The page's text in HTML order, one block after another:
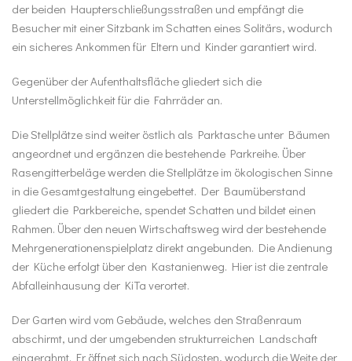
der beiden Haupterschließungsstra­ßen und empfängt die
Besucher mit einer Sitzbank im Schatten eines So­litärs, wodurch
ein sicheres Ankommen für Eltern und Kinder garantiert wird.
Gegenüber der Aufenthaltsfläche gliedert sich die
Unterstellmöglichkeit für die Fahrräder an.
Die Stellplätze sind weiter östlich als Parktasche unter Bäumen
angeord­net und ergänzen die bestehende Parkreihe. Über
Rasengitterbeläge werden die Stellplätze im ökologischen Sinne
in die Gesamtgestaltung eingebettet. Der Baumüberstand
gliedert die Parkbereiche, spendet Schatten und bildet einen
Rahmen. Über den neuen Wirtschaftsweg wird der bestehende
Mehrgenerationenspielplatz direkt angebunden. Die An­dienung
der Küche erfolgt über den Kastanienweg. Hier ist die zentrale
Abfalleinhausung der KiTa verortet.
Der Garten wird vom Gebäude, welches den Straßenraum
abschirmt, und der umgebenden strukturreichen Landschaft
eingerahmt. Er öffnet sich nach Südosten, wodurch die Weite der